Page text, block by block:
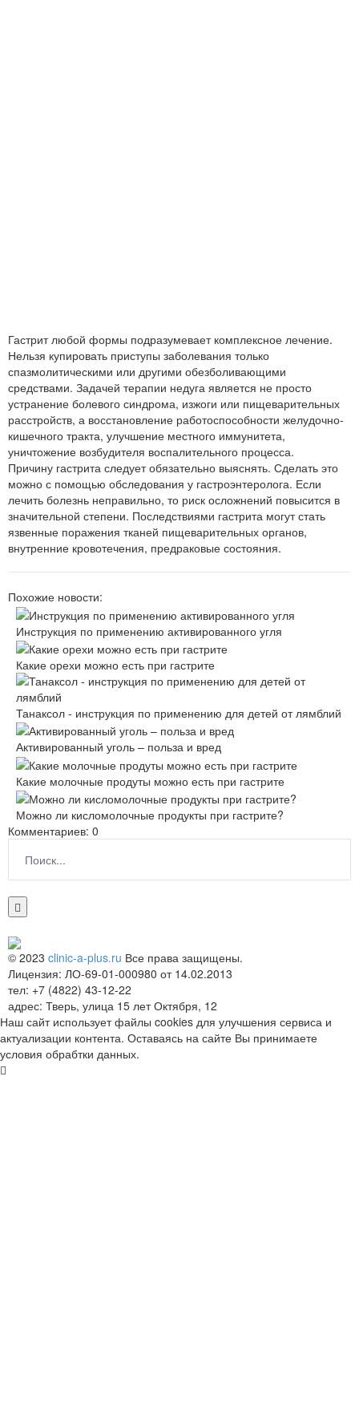
Гастрит любой формы подразумевает комплексное лечение.
Нельзя купировать приступы заболевания только
спазмолитическими или другими обезболивающими
средствами. Задачей терапии недуга является не просто
устранение болевого синдрома, изжоги или пищеварительных
расстройств, а восстановление работоспособности желудочно-
кишечного тракта, улучшение местного иммунитета,
уничтожение возбудителя воспалительного процесса.
Причину гастрита следует обязательно выяснять. Сделать это
можно с помощью обследования у гастроэнтеролога. Если
лечить болезнь неправильно, то риск осложнений повысится в
значительной степени. Последствиями гастрита могут стать
язвенные поражения тканей пищеварительных органов,
внутренние кровотечения, предраковые состояния.
Похожие новости:
Инструкция по применению активированного угля
Какие орехи можно есть при гастрите
Танаксол - инструкция по применению для детей от лямблий
Активированный уголь – польза и вред
Какие молочные продуты можно есть при гастрите
Можно ли кисломолочные продукты при гастрите?
Комментариев: 0
© 2023 clinic-a-plus.ru Все права защищены.
Лицензия: ЛО-69-01-000980 от 14.02.2013
тел: +7 (4822) 43-12-22
адрес: Тверь, улица 15 лет Октября, 12
Наш сайт использует файлы cookies для улучшения сервиса и
актуализации контента. Оставаясь на сайте Вы принимаете
условия обрабтки данных.